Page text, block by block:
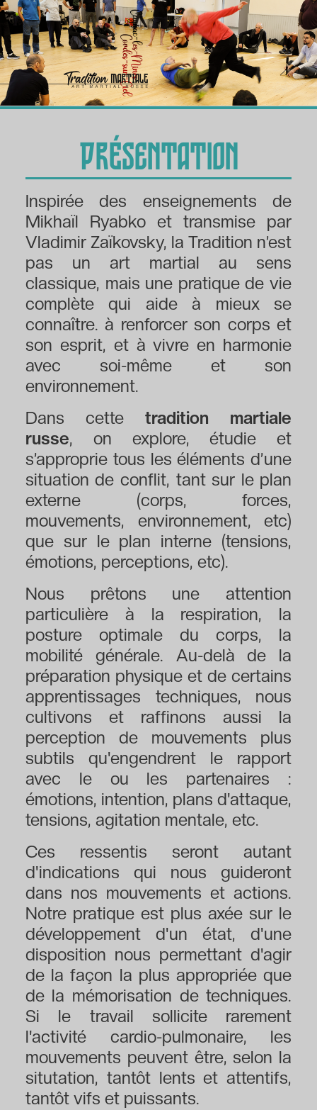
Présentation
Inspirée des enseignements de
Mikhaïl Ryabko et transmise par
Vladimir Zaïkovsky, la Tradition n’est
pas un art martial au sens
classique, mais une pratique de vie
complète qui aide à mieux se
connaître. à renforcer son corps et
son esprit, et à vivre en harmonie
avec soi-même et son
environnement.
Dans cettetradition martiale
russe, on explore, étudie et
s’approprie tous les éléments d’une
situation de conflit, tant sur le plan
externe (corps, forces,
mouvements, environnement, etc)
que sur le plan interne (tensions,
émotions, perceptions, etc).
Nous prêtons une attention
particulière à la respiration, la
posture optimale du corps, la
mobilité générale. Au-delà de la
préparation physique et de certains
apprentissages techniques, nous
cultivons et raffinons aussi la
perception de mouvements plus
subtils qu'engendrent le rapport
avec le ou les partenaires :
émotions, intention, plans d'attaque,
tensions, agitation mentale, etc.
Ces ressentis seront autant
d'indications qui nous guideront
dans nos mouvements et actions.
Notre pratique est plus axée sur le
développement d'un état, d'une
disposition nous permettant d'agir
de la façon la plus appropriée que
de la mémorisation de techniques.
Si le travail sollicite rarement
l'activité cardio-pulmonaire, les
mouvements peuvent être, selon la
situtation, tantôt lents et attentifs,
tantôt vifs et puissants.